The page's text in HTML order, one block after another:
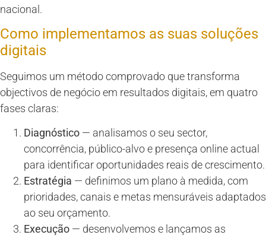
nacional.
Como implementamos as suas soluções
digitais
Seguimos um método comprovado que transforma
objectivos de negócio em resultados digitais, em quatro
fases claras:
Diagnóstico — analisamos o seu sector,
concorrência, público-alvo e presença online actual
para identificar oportunidades reais de crescimento.
Estratégia — definimos um plano à medida, com
prioridades, canais e metas mensuráveis adaptados
ao seu orçamento.
Execução — desenvolvemos e lançamos as